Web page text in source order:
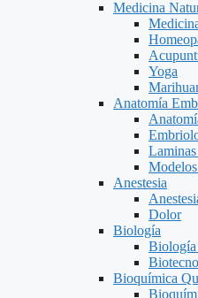
Medicina
Yoga
Anatomía
Anestesia
Dolor
Biología
Bioquímica